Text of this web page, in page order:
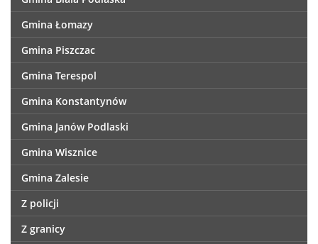
Gmina Łomazy
Gmina Piszczac
Gmina Terespol
Gmina Konstantynów
Gmina Janów Podlaski
Gmina Wisznice
Gmina Zalesie
Z policji
Z granicy